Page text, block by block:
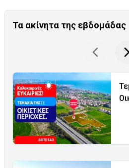
Τα ακίνητα της εβδομάδας